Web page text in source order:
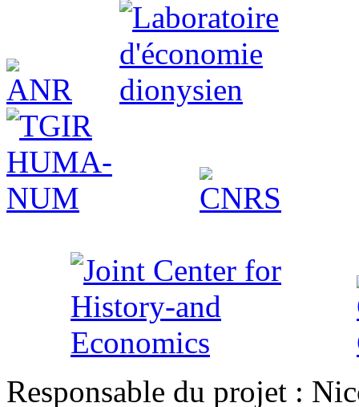
Responsable du projet :